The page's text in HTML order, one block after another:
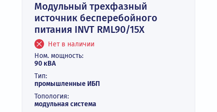
Модульный трехфазный
источник бесперебойного
питания INVT RML90/15X
Нет в наличии
Ном. мощность:
90 кВА
Тип:
промышленные ИБП
Топология:
модульная система